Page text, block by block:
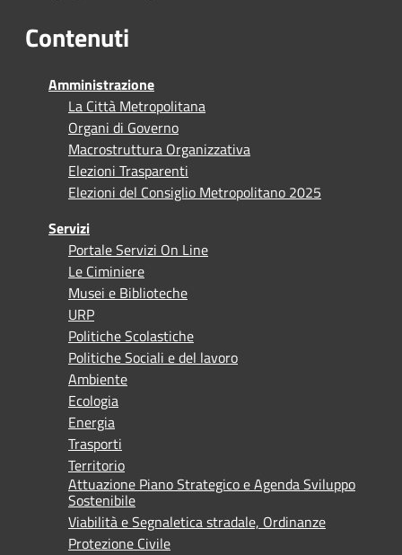
Contenuti
Amministrazione
La Città Metropolitana
Organi di Governo
Macrostruttura Organizzativa
Elezioni Trasparenti
Elezioni del Consiglio Metropolitano 2025
Servizi
Portale Servizi On Line
Le Ciminiere
Musei e Biblioteche
URP
Politiche Scolastiche
Politiche Sociali e del lavoro
Ambiente
Ecologia
Energia
Trasporti
Territorio
Attuazione Piano Strategico e Agenda Sviluppo
Sostenibile
Viabilità e Segnaletica stradale, Ordinanze
Protezione Civile